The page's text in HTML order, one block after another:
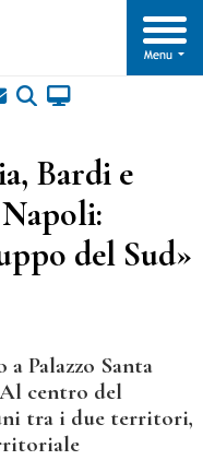
Bardi e
del Sud»
Palazzo Santa
centro del
tra i due territori,